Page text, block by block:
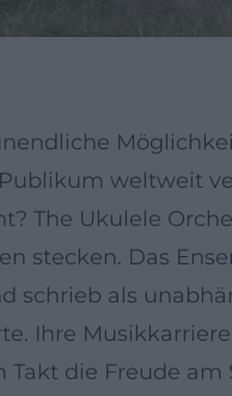
weltweit
The Ukulele
stecken. Das
schrieb als
Ihre
die Freude